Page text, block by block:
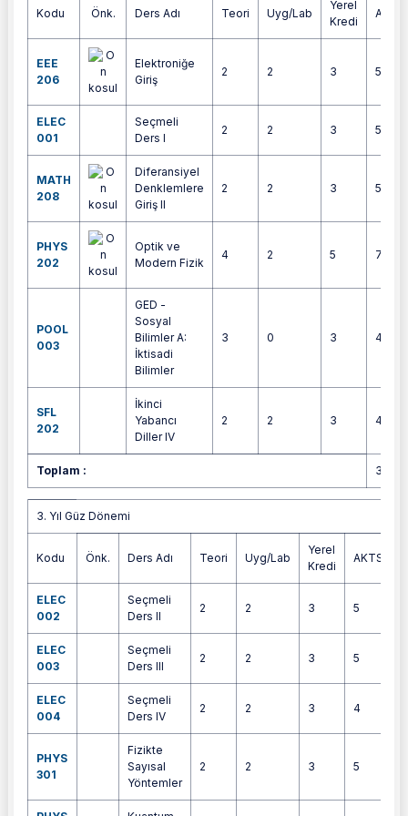
Kodu Önk. Ders Adı Teori Uyg/Lab
Yerel
Kredi
AKTS
EEE
206
Elektroniğe
Giriş
2 2 3 5
ELEC
001
Seçmeli
Ders I
2 2 3 5
MATH
208
Diferansiyel
Denklemlere
Giriş II
2 2 3 5
PHYS
202
Optik ve
Modern Fizik
4 2 5 7
POOL
003
GED -
Sosyal
Bilimler A:
İktisadi
Bilimler
3 0 3 4
SFL
202
İkinci
Yabancı
Diller IV
2 2 3 4
Toplam : 30
3. Yıl Güz Dönemi
3. Yıl Güz Dönemi
Kodu Önk. Ders Adı Teori Uyg/Lab
Yerel
Kredi
AKTS
ELEC
002
Seçmeli
Ders II
2 2 3 5
ELEC
003
Seçmeli
Ders III
2 2 3 5
ELEC
004
Seçmeli
Ders IV
2 2 3 4
PHYS
301
Fizikte
Sayısal
Yöntemler
2 2 3 5